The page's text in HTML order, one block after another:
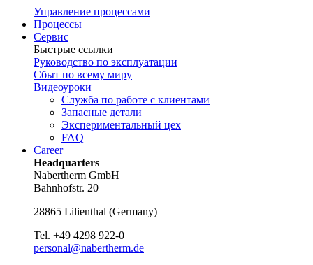
Управление процессами
Процессы
Сервис
Быстрые ссылки
Руководство по эксплуатации
Сбыт по всему миру
Видеоуроки
Служба по работе с клиентами
Запасные детали
Экспериментальный цех
FAQ
Career
Headquarters
Nabertherm GmbH
Bahnhofstr. 20
28865 Lilienthal (Germany)
Tel. +49 4298 922-0
personal@nabertherm.de